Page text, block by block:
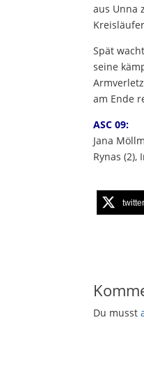
aus Unna
Spät
seine
am Ende
ASC 09:
Jana
Rynas (2),
Du musst